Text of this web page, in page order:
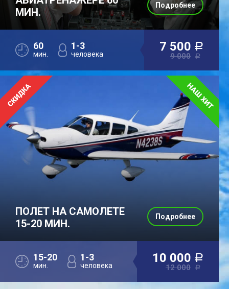
МИН.
60
мин.
1-3
человека
7 500 a
9 000 a
Подробнее
ПОЛЕТ НА САМОЛЕТЕ
15-20 МИН.
15-20
мин.
1-3
человека
10 000 a
12 000 a
Подробнее